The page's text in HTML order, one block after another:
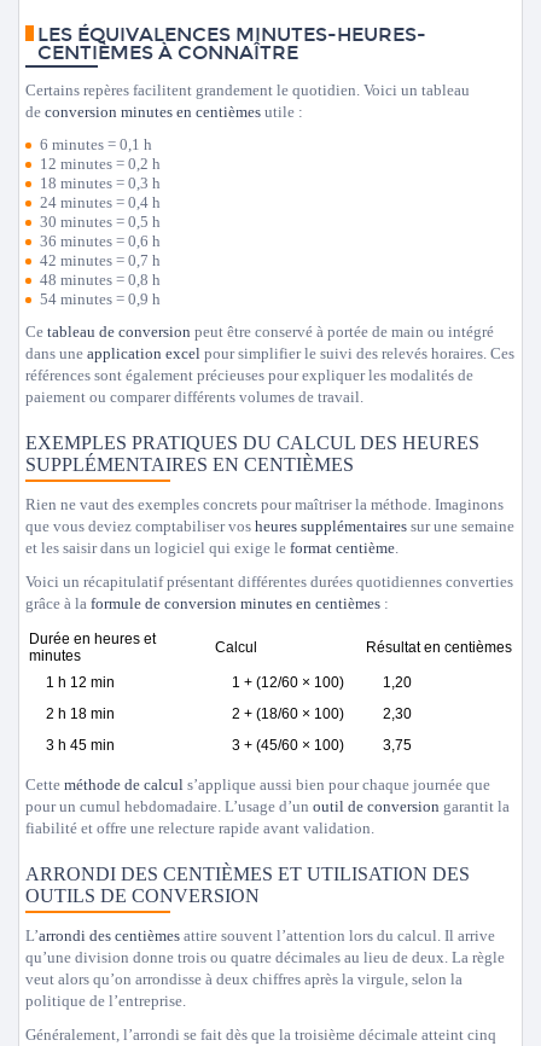
LES ÉQUIVALENCES MINUTES-HEURES-
CENTIÈMES À CONNAÎTRE
Certains repères facilitent grandement le quotidien. Voici un tableau
de conversion minutes en centièmes utile :
6 minutes = 0,1 h
12 minutes = 0,2 h
18 minutes = 0,3 h
24 minutes = 0,4 h
30 minutes = 0,5 h
36 minutes = 0,6 h
42 minutes = 0,7 h
48 minutes = 0,8 h
54 minutes = 0,9 h
Ce tableau de conversion peut être conservé à portée de main ou intégré
dans une application excel pour simplifier le suivi des relevés horaires. Ces
références sont également précieuses pour expliquer les modalités de
paiement ou comparer différents volumes de travail.
EXEMPLES PRATIQUES DU CALCUL DES HEURES
SUPPLÉMENTAIRES EN CENTIÈMES
Rien ne vaut des exemples concrets pour maîtriser la méthode. Imaginons
que vous deviez comptabiliser vos heures supplémentaires sur une semaine
et les saisir dans un logiciel qui exige le format centième.
Voici un récapitulatif présentant différentes durées quotidiennes converties
grâce à la formule de conversion minutes en centièmes :
Durée en heures et
minutes
Calcul Résultat en centièmes
1 h 12 min 1 + (12/60 × 100)
1,20
2 h 18 min
2 + (18/60 × 100)
2,30
3 h 45 min
3 + (45/60 × 100) 3,75
Cette méthode de calcul s’applique aussi bien pour chaque journée que
pour un cumul hebdomadaire. L’usage d’un outil de conversion garantit la
fiabilité et offre une relecture rapide avant validation.
ARRONDI DES CENTIÈMES ET UTILISATION DES
OUTILS DE CONVERSION
L’arrondi des centièmes attire souvent l’attention lors du calcul. Il arrive
qu’une division donne trois ou quatre décimales au lieu de deux. La règle
veut alors qu’on arrondisse à deux chiffres après la virgule, selon la
politique de l’entreprise.
Généralement, l’arrondi se fait dès que la troisième décimale atteint cinq